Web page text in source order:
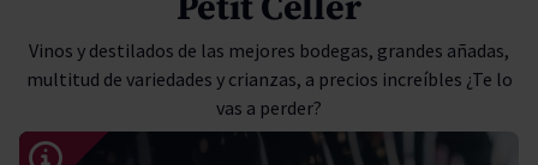
Vinos y destilados de las mejores bodegas, grandes añadas,
multitud de variedades y crianzas, a precios increíbles ¿Te lo
vas a perder?